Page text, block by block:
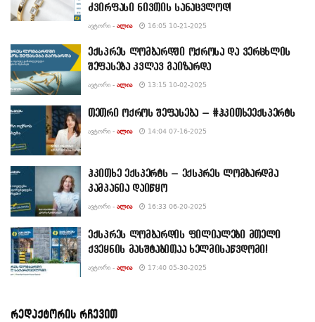
ძვირფასი ნივთის სანაცვლოდ!
ᲐᲕᲢᲝᲠᲘ - ᲐᲚᲘᲐ 16:05 10-21-2025
ექსპრეს ლომბარდში ოქროსა და ვერცხლის
შეფასება კვლავ გაიზარდა
ᲐᲕᲢᲝᲠᲘ - ᲐᲚᲘᲐ 13:15 10-02-2025
თეთრი ოქროს შეფასება – #ჰკითხეექსპერტს
ᲐᲕᲢᲝᲠᲘ - ᲐᲚᲘᲐ 14:04 07-16-2025
ჰკითხე ექსპერტს – ექსპრეს ლომბარდმა
კამპანია დაიწყო
ᲐᲕᲢᲝᲠᲘ - ᲐᲚᲘᲐ 16:33 06-20-2025
ექსპრეს ლომბარდის ფილიალები მთელი
ქვეყნის მასშტაბითაა ხელმისაწვდომი!
ᲐᲕᲢᲝᲠᲘ - ᲐᲚᲘᲐ 17:40 05-30-2025
რედაქტორის რჩევით